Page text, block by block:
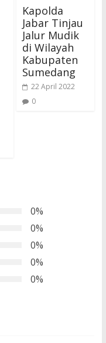
Kapolda
Jabar Tinjau
Jalur Mudik
di Wilayah
Kabupaten
Sumedang
22 April 2022
0
0%
0%
0%
0%
0%